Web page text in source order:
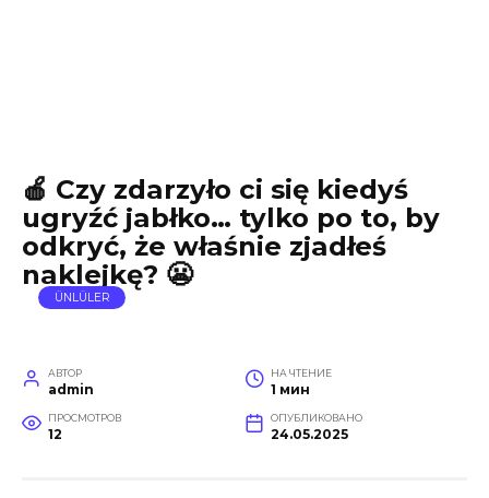
🍎 Czy zdarzyło ci się kiedyś
ugryźć jabłko… tylko po to, by
odkryć, że właśnie zjadłeś
naklejkę? 😬
ÜNLÜLER
АВТОР
admin
НА ЧТЕНИЕ
1 мин
ПРОСМОТРОВ
12
ОПУБЛИКОВАНО
24.05.2025